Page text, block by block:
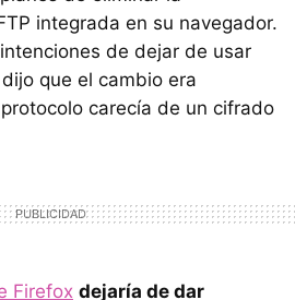
integrada en su navegador.
de dejar de usar
que el cambio era
carecía de un cifrado
Firefox dejaría de dar